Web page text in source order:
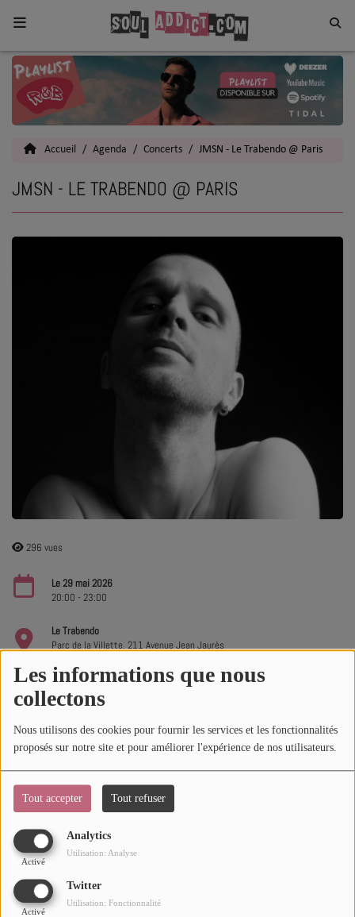
Les informations que nous
collectons
Nous utilisons des cookies pour fournir les services et les fonctionnalités
proposés sur notre site et pour améliorer l'expérience de nos utilisateurs.
Tout accepter Tout refuser
Analytics
Activé
Utilisation: Analyse
Twitter
Activé
Utilisation: Fonctionnalité
Home
Toutes les News
Actu
Dans la Street
C quoi ton Actu ?
Dans ton Téléphone
Mic 2 Rue
URBAN CULTURE
Sport
Mode
Cinéma
Buzz
Dossiers
AGENDA
Accueil Agenda Concerts JMSN - Le Trabendo @ Paris
JMSN - LE TRABENDO @ PARIS
296 vues
Le 29 mai 2026
20:00 - 23:00
Le Trabendo
Parc de la Villette, 211 Avenue Jean Jaurès
ACHETER DES TICKETS SUR SOUL ADDICT.COM
Originaire de Détroit, dans le Michigan, JMSN (prononcé «
l’un des artistes et producteurs les plus prisés de l’industrie
musicale.